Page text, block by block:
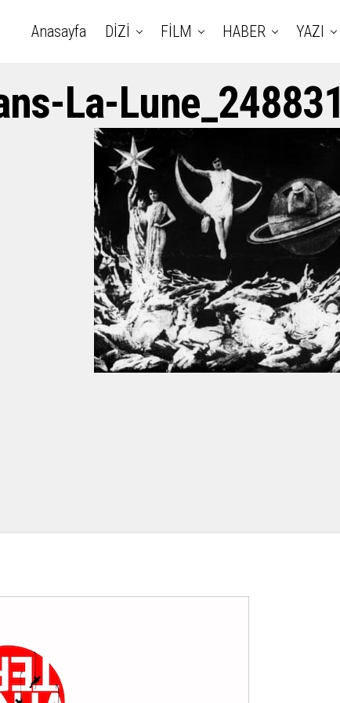
Anasayfa DİZİ FİLM HABER YAZI
La-Lune_248831